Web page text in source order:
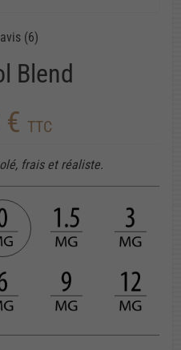
(6)
Blend
TTC
frais et réaliste.